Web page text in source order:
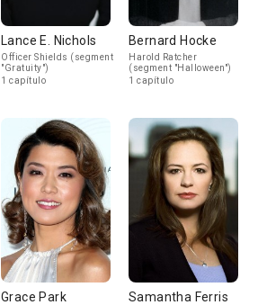
Lance E. Nichols
Officer Shields (segment
"Gratuity")
1 capítulo
Bernard Hocke
Harold Ratcher
(segment "Halloween")
1 capítulo
Grace Park Samantha Ferris